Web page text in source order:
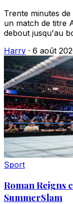
Trente minutes
un match de titre
debout jusqu'au
Harry · 6 août
Sport
Roman Reigns
SummerSlam